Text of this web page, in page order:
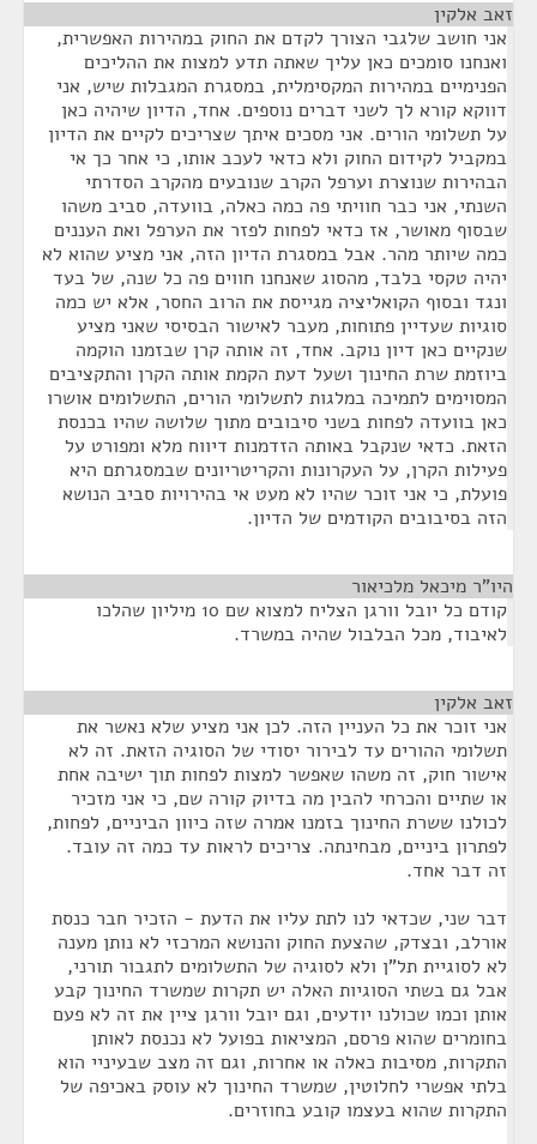
זאב אלקין
אני חושב שלגבי הצורך לקדם את החוק במהירות האפשרית,
ואנחנו סומכים כאן עליך שאתה תדע למצות את ההליכים
הפנימיים במהירות המקסימלית, במסגרת המגבלות שיש, אני
דווקא קורא לך לשני דברים נוספים. אחד, הדיון שיהיה כאן
על תשלומי הורים. אני מסכים איתך שצריכים לקיים את הדיון
במקביל לקידום החוק ולא כדאי לעכב אותו, כי אחר כך אי
הבהירות שנוצרת וערפל הקרב שנובעים מהקרב הסדרתי
השנתי, אני כבר חוויתי פה כמה כאלה, בוועדה, סביב משהו
שבסוף מאושר, אז כדאי לפחות לפזר את הערפל ואת העננים
כמה שיותר מהר. אבל במסגרת הדיון הזה, אני מציע שהוא לא
יהיה טקסי בלבד, מהסוג שאנחנו חווים פה כל שנה, של בעד
ונגד ובסוף הקואליציה מגייסת את הרוב החסר, אלא יש כמה
סוגיות שעדיין פתוחות, מעבר לאישור הבסיסי שאני מציע
שנקיים כאן דיון נוקב. אחד, זה אותה קרן שבזמנו הוקמה
ביוזמת שרת החינוך ושעל דעת הקמת אותה הקרן והתקציבים
המסוימים לתמיכה במלגות לתשלומי הורים, התשלומים אושרו
כאן בוועדה לפחות בשני סיבובים מתוך שלושה שהיו בכנסת
הזאת. כדאי שנקבל באותה הזדמנות דיווח מלא ומפורט על
פעילות הקרן, על העקרונות והקריטריונים שבמסגרתם היא
פועלת, כי אני זוכר שהיו לא מעט אי בהירויות סביב הנושא
הזה בסיבובים הקודמים של הדיון.
היו"ר מיכאל מלכיאור
קודם כל יובל וורגן הצליח למצוא שם 10 מיליון שהלכו
לאיבוד, מכל הבלבול שהיה במשרד.
זאב אלקין
אני זוכר את כל העניין הזה. לכן אני מציע שלא נאשר את
תשלומי ההורים עד לבירור יסודי של הסוגיה הזאת. זה לא
אישור חוק, זה משהו שאפשר למצות לפחות תוך ישיבה אחת
או שתיים והכרחי להבין מה בדיוק קורה שם, כי אני מזכיר
לכולנו ששרת החינוך בזמנו אמרה שזה כיוון הביניים, לפחות,
לפתרון ביניים, מבחינתה. צריכים לראות עד כמה זה עובד.
זה דבר אחד.
דבר שני, שכדאי לנו לתת עליו את הדעת - הזכיר חבר כנסת
אורלב, ובצדק, שהצעת החוק והנושא המרכזי לא נותן מענה
לא לסוגיית תל"ן ולא לסוגיה של התשלומים לתגבור תורני,
אבל גם בשתי הסוגיות האלה יש תקרות שמשרד החינוך קבע
אותן וכמו שכולנו יודעים, וגם יובל וורגן ציין את זה לא פעם
בחומרים שהוא פרסם, המציאות בפועל לא נכנסת לאותן
התקרות, מסיבות כאלה או אחרות, וגם זה מצב שבעיניי הוא
בלתי אפשרי לחלוטין, שמשרד החינוך לא עוסק באכיפה של
התקרות שהוא בעצמו קובע בחוזרים.